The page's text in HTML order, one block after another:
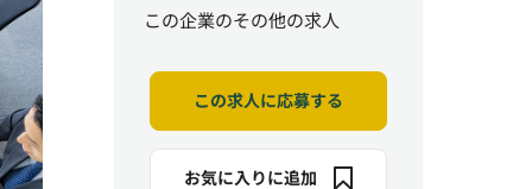
この企業のその他の求人
この求人に応募する
お気に入りに追加